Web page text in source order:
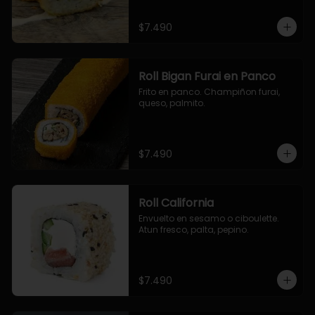
$7.490
Roll Bigan Furai en Panco
Frito en panco. Champiñon furai,
queso, palmito.
$7.490
Roll California
Envuelto en sesamo o ciboulette.
Atun fresco, palta, pepino.
$7.490